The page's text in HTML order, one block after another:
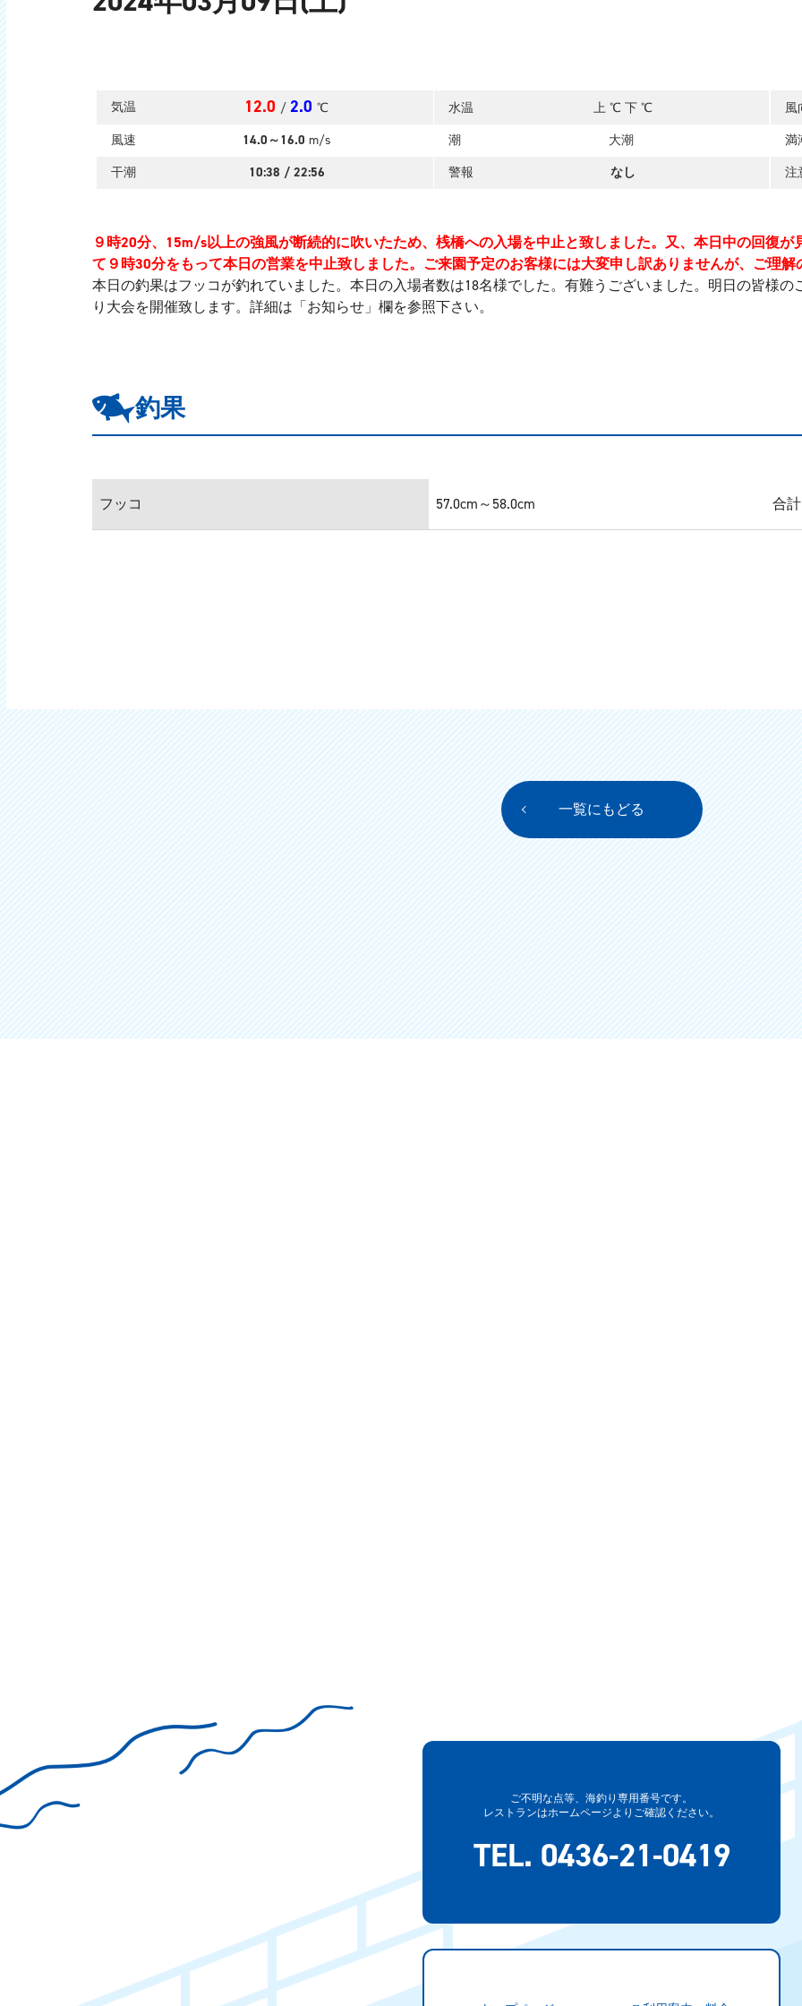
気温 12.0 / 2.0 ℃ 水温 上 ℃ 下 ℃
風
風速
14.0～16.0 m/s 潮 大潮
満
干潮
10:38 / 22:56 警報 なし 注
９時20分、15m/s以上の強風が断続的に吹いたため、桟橋への入場を中止と致しました。又、本日中の回復
て９時30分をもって本日の営業を中止致しました。ご来園予定のお客様には大変申し訳ありませんが、ご理
本日の釣果はフッコが釣れていました。本日の入場者数は18名様でした。有難うございました。明日の皆様
り大会を開催致します。詳細は「お知らせ」欄を参照下さい。
釣果
フッコ 57.0cm～58.0cm 合
一覧にもどる
ご不明な点等、 海釣り専用番号です。
レストランはホームページよりご確認ください。
TEL. 0436-21-0419